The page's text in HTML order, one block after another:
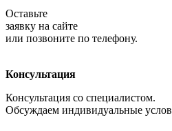
Оставьте
заявку на сайте
или позвоните по телефону.
Консультация
Консультация со специалистом.
Обсуждаем индивидуальные